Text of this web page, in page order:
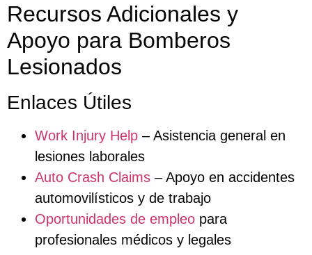
Recursos Adicionales y
Apoyo para Bomberos
Lesionados
Enlaces Útiles
Work Injury Help – Asistencia general en
lesiones laborales
Auto Crash Claims – Apoyo en accidentes
automovilísticos y de trabajo
Oportunidades de empleo para
profesionales médicos y legales